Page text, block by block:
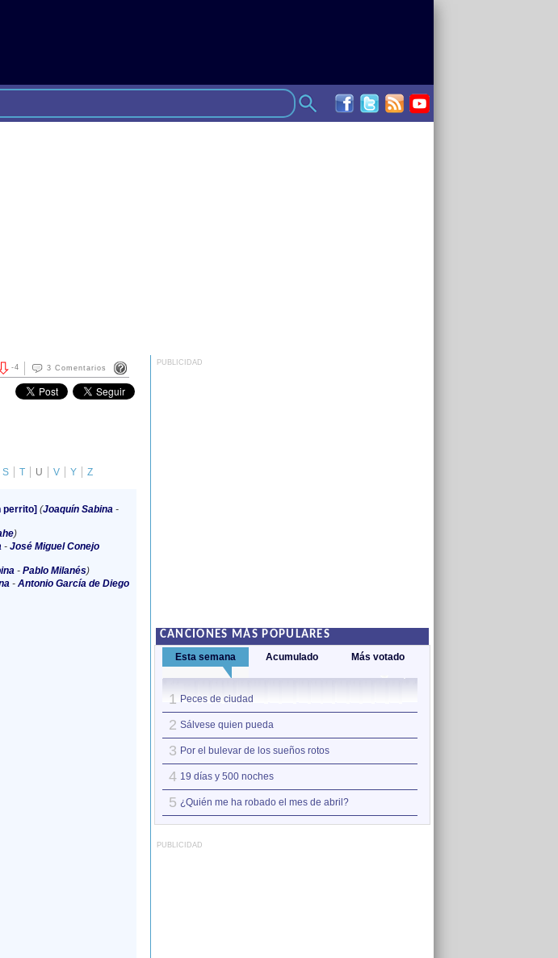
3 Comentarios
-4
S T U V Y
Z
perrito] (Joaquín Sabina-
)
- José Miguel Conejo
- Pablo Milanés)
- Antonio García de Diego
PUBLICIDAD
CANCIONES MÁS POPULARES
Esta semana Acumulado Más votado
1 Peces de ciudad
2 Sálvese quien pueda
3 Por el bulevar de los sueños rotos
4 19 días y 500 noches
5 ¿Quién me ha robado el mes de abril?
PUBLICIDAD